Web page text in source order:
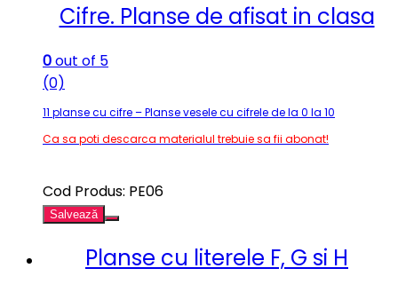
Cifre. Planse de afisat in clasa
0out of 5
(0)
11 planse cu cifre – Planse vesele cu cifrele de la 0 la 10
Ca sa poti descarca materialul trebuie sa fii abonat!
Cod Produs: PE06
Salvează
Planse cu literele F, G si H